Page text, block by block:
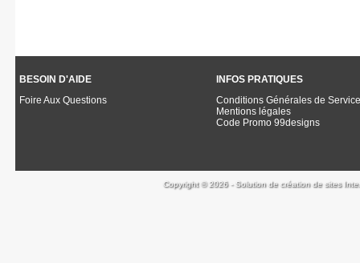
BESOIN D'AIDE
Foire Aux Questions
INFOS PRATIQUES
Conditions Générales de
Mentions légales
Code Promo 99designs
Copyright © 2026 - Solution de création de sites